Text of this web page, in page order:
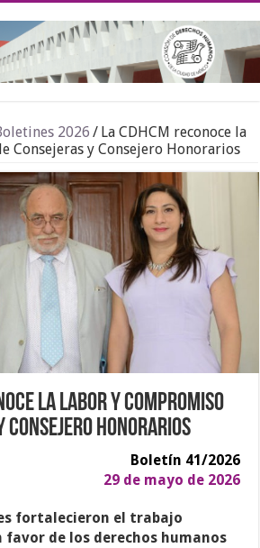
2026 / La CDHCM reconoce la
Consejeras y Consejero Honorarios
la labor y compromiso
Consejero Honorarios
Boletín 41/2026
29 de mayo de 2026
fortalecieron el trabajo
de los derechos humanos